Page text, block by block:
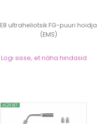
E8 ultraheliotsik FG-puuri hoidja
(EMS)
Logi sisse, et näha hindasid